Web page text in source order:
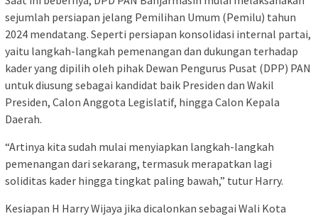
sejumlah persiapan jelang Pemilihan Umum (Pemilu) tahun
2024 mendatang. Seperti persiapan konsolidasi internal partai,
yaitu langkah-langkah pemenangan dan dukungan terhadap
kader yang dipilih oleh pihak Dewan Pengurus Pusat (DPP) PAN
untuk diusung sebagai kandidat baik Presiden dan Wakil
Presiden, Calon Anggota Legislatif, hingga Calon Kepala
Daerah.
“Artinya kita sudah mulai menyiapkan langkah-langkah
pemenangan dari sekarang, termasuk merapatkan lagi
soliditas kader hingga tingkat paling bawah,” tutur Harry.
Kesiapan H Harry Wijaya jika dicalonkan sebagai Wali Kota